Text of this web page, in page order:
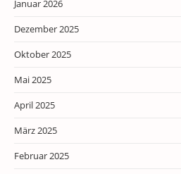
Januar 2026
Dezember 2025
Oktober 2025
Mai 2025
April 2025
März 2025
Februar 2025